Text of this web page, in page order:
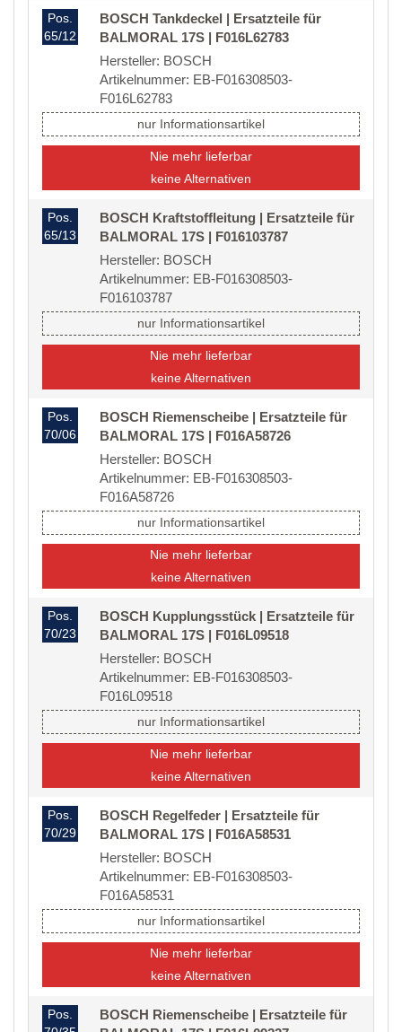
Pos.
65/12
BOSCH Tankdeckel | Ersatzteile für
BALMORAL 17S | F016L62783
Hersteller: BOSCH
Artikelnummer: EB-F016308503-
F016L62783
nur Informationsartikel
Nie mehr lieferbar
keine Alternativen
Pos.
65/13
BOSCH Kraftstoffleitung | Ersatzteile für
BALMORAL 17S | F016103787
Hersteller: BOSCH
Artikelnummer: EB-F016308503-
F016103787
nur Informationsartikel
Nie mehr lieferbar
keine Alternativen
Pos.
70/06
BOSCH Riemenscheibe | Ersatzteile für
BALMORAL 17S | F016A58726
Hersteller: BOSCH
Artikelnummer: EB-F016308503-
F016A58726
nur Informationsartikel
Nie mehr lieferbar
keine Alternativen
Pos.
70/23
BOSCH Kupplungsstück | Ersatzteile für
BALMORAL 17S | F016L09518
Hersteller: BOSCH
Artikelnummer: EB-F016308503-
F016L09518
nur Informationsartikel
Nie mehr lieferbar
keine Alternativen
Pos.
70/29
BOSCH Regelfeder | Ersatzteile für
BALMORAL 17S | F016A58531
Hersteller: BOSCH
Artikelnummer: EB-F016308503-
F016A58531
nur Informationsartikel
Nie mehr lieferbar
keine Alternativen
Pos.
BOSCH Riemenscheibe | Ersatzteile für